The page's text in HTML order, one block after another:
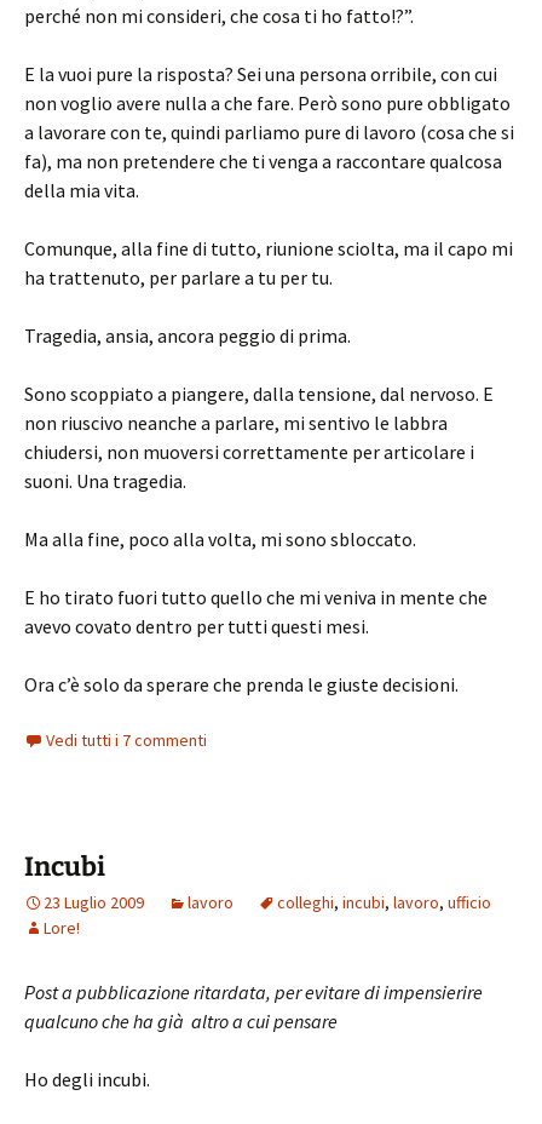
perché non mi consideri, che cosa ti ho fatto!?”.
E la vuoi pure la risposta? Sei una persona orribile, con cui
non voglio avere nulla a che fare. Però sono pure obbligato
a lavorare con te, quindi parliamo pure di lavoro (cosa che si
fa), ma non pretendere che ti venga a raccontare qualcosa
della mia vita.
Comunque, alla fine di tutto, riunione sciolta, ma il capo mi
ha trattenuto, per parlare a tu per tu.
Tragedia, ansia, ancora peggio di prima.
Sono scoppiato a piangere, dalla tensione, dal nervoso. E
non riuscivo neanche a parlare, mi sentivo le labbra
chiudersi, non muoversi correttamente per articolare i
suoni. Una tragedia.
Ma alla fine, poco alla volta, mi sono sbloccato.
E ho tirato fuori tutto quello che mi veniva in mente che
avevo covato dentro per tutti questi mesi.
Ora c’è solo da sperare che prenda le giuste decisioni.
Vedi tutti i 7 commenti
Incubi
23 Luglio 2009 lavoro colleghi, incubi, lavoro, ufficio
Lore!
Post a pubblicazione ritardata, per evitare di impensierire
qualcuno che ha già altro a cui pensare
Ho degli incubi.